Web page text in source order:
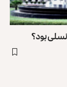
بود؟